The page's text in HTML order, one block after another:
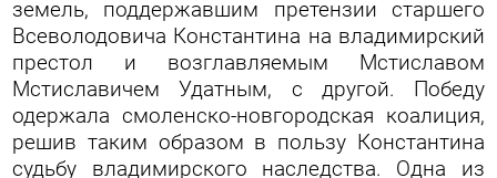
земель, поддержавшим претензии старшего
Всеволодовича Константина на владимирский
престол и возглавляемым Мстиславом
Мстиславичем Удатным, с другой. Победу
одержала смоленско-новгородская коалиция,
решив таким образом в пользу Константина
судьбу владимирского наследства. Одна из